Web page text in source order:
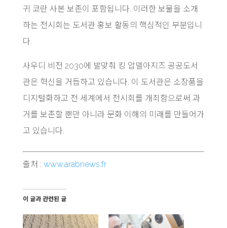
귀 코란 사본 보존이 포함됩니다. 이러한 보물을 소개
하는 전시회는 도서관 홍보 활동의 핵심적인 부분입니
다.
사우디 비전 2030에 발맞춰 킹 압델아지즈 공공도서
관은 혁신을 거듭하고 있습니다. 이 도서관은 소장품을
디지털화하고 전 세계에서 전시회를 개최함으로써 과
거를 보존할 뿐만 아니라 문화 이해의 미래를 만들어가
고 있습니다.
출처 : www.arabnews.fr
이 글과 관련된 글